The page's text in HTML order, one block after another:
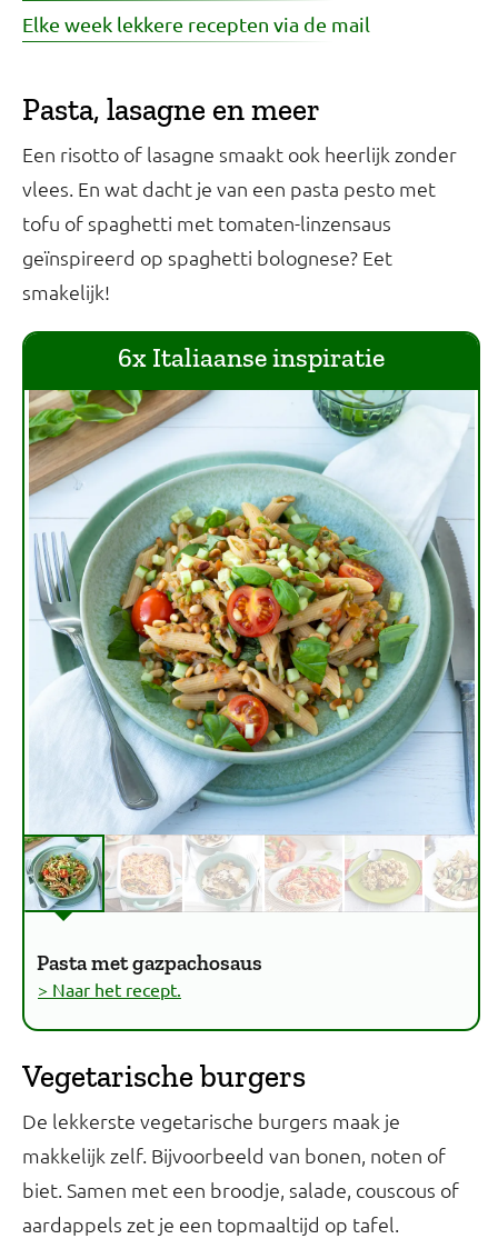
Elke week lekkere recepten via de mail
Pasta, lasagne en meer
Een risotto of lasagne smaakt ook heerlijk zonder
vlees. En wat dacht je van een pasta pesto met
tofu of spaghetti met tomaten-linzensaus
geïnspireerd op spaghetti bolognese? Eet
smakelijk!
6x Italiaanse inspiratie
Pasta met gazpachosaus
> Naar het recept.
Vegetarische burgers
De lekkerste vegetarische burgers maak je
makkelijk zelf. Bijvoorbeeld van bonen, noten of
biet. Samen met een broodje, salade, couscous of
aardappels zet je een topmaaltijd op tafel.